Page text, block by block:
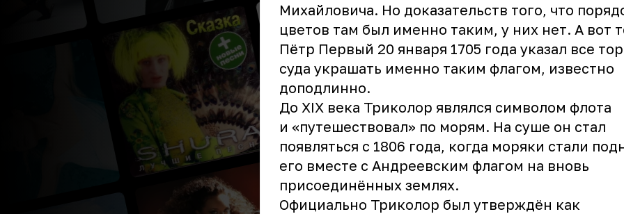
Михайловича. Но доказательств того, что
цветов там был именно таким, у них нет. А вот
Пётр Первый 20 января 1705 года указал все
суда украшать именно таким флагом, известно
доподлинно.
До XIX века Триколор являлся символом флота
и «путешествовал» по морям. На суше он стал
появляться с 1806 года, когда моряки стали
его вместе с Андреевским флагом на вновь
присоединённых землях.
Официально Триколор был утверждён как